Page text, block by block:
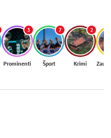
3
Prominenti
7
Šport
2
Krimi